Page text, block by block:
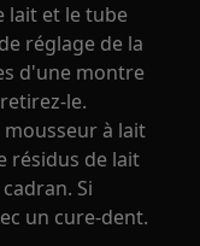
lait et le tube
réglage de la
d'une montre
le.
à lait
résidus de lait
Si
un cure-dent.